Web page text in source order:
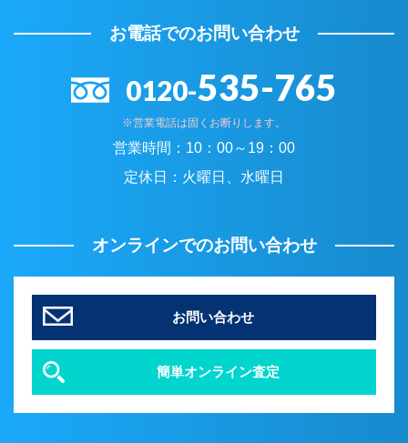
お電話でのお問い合わせ
0120-535-765
※営業電話は固くお断りします。
営業時間： 10：00～19：00
定休日： 火曜日、水曜日
オンラインでのお問い合わせ
お問い合わせ
簡単オンライン査定